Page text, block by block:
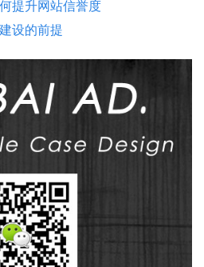
提升网站信誉度
设的前提